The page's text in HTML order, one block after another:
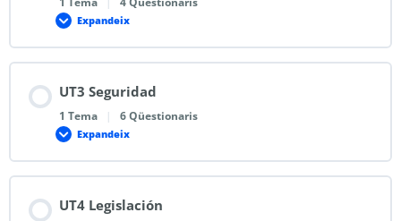
Expandeix
UT3 Seguridad
1 Tema | 6 Qüestionaris
Expandeix
UT4 Legislación